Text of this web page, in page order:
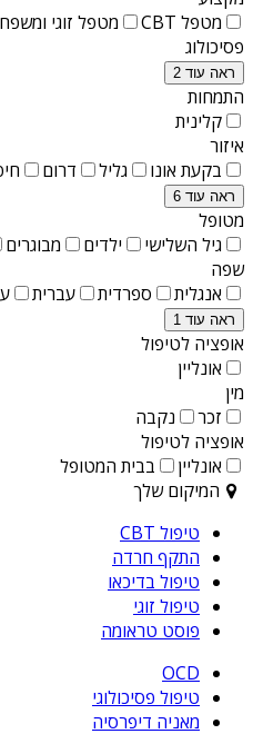
מטפל CBT
מטפל זוגי
פסיכולוג
ראה עוד 2
התמחות
קלינית
איזור
בקעת אונו
גליל דרום
ראה עוד 6
מטופל
גיל השלישי
ילדים מבוגרים
שפה
אנגלית
ספרדית עברית
ראה עוד 1
אופציה לטיפול
אונליין
מין
זכר
נקבה
אופציה לטיפול
אונליין
בבית המטופל
המיקום שלך
טיפול CBT
התקף חרדה
טיפול בדיכאו
טיפול זוגי
פוסט טראומה
OCD
טיפול פסיכולוגי
מאניה דיפרסיה